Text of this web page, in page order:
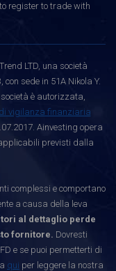
register to trade with
LTD, una società
sede in 51A Nikola Y.
è autorizzata,
vigilanza finanziaria
Ainvesting opera
previsti dalla
complessi e comportano
a causa della leva
al dettaglio perde
fornitore. Dovresti
e se puoi permetterti di
qui per leggere la nostra